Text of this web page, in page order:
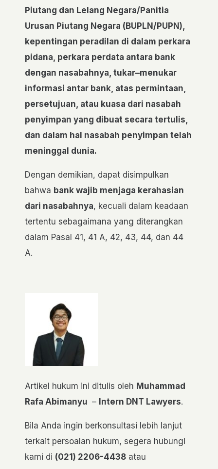
Piutang dan Lelang Negara/Panitia
Urusan Piutang Negara (BUPLN/PUPN),
kepentingan peradilan di dalam perkara
pidana, perkara perdata antara bank
dengan nasabahnya, tukar–menukar
informasi antar bank, atas permintaan,
persetujuan, atau kuasa dari nasabah
penyimpan yang dibuat secara tertulis,
dan dalam hal nasabah penyimpan telah
meninggal dunia.
Dengan demikian, dapat disimpulkan
bahwa bank wajib menjaga kerahasian
dari nasabahnya, kecuali dalam keadaan
tertentu sebagaimana yang diterangkan
dalam Pasal 41, 41 A, 42, 43, 44, dan 44
A.
Artikel hukum ini ditulis oleh Muhammad
Rafa Abimanyu – Intern DNT Lawyers.
Bila Anda ingin berkonsultasi lebih lanjut
terkait persoalan hukum, segera hubungi
kami di (021) 2206-4438 atau